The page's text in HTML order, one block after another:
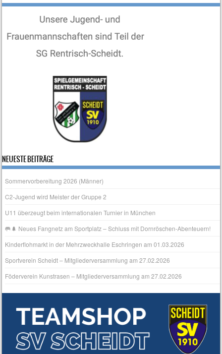
NEUESTE BEITRÄGE
Sommervorbereitung 2026 (Männer)
C2-Jugend wird Meister der Gruppe 2
U11 überzeugt beim internationalen Turnier in München
🥅🌲 Neues Fangnetz am Sportplatz – Schluss mit Dornröschen‑Abenteuern!
Kinderflohmarkt in der Mehrzweckhalle Eschringen am 01.03.2026
Sportverein Scheidt – Mitgliederversammlung am 27.02.2026
Föderverein Kunstrasen – Mitgliederversammlung am 27.02.2026